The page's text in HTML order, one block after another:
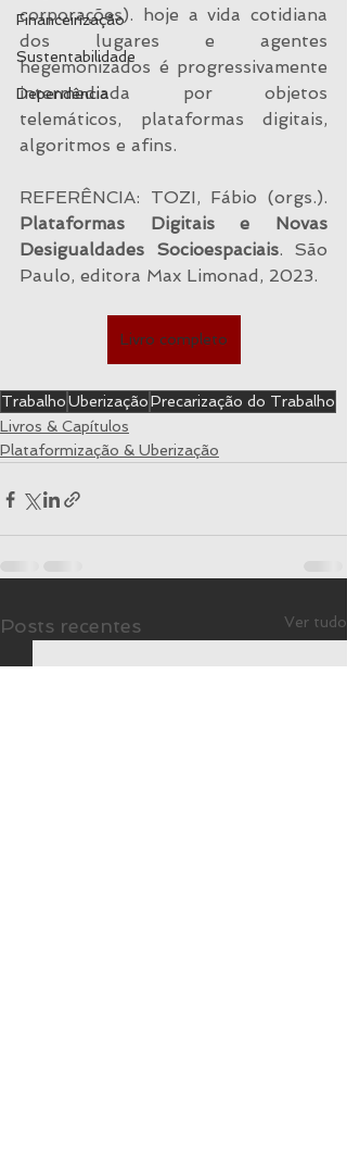
Financeirização
Sustentabilidade
Dependência
corporações). hoje a vida cotidiana
dos lugares e agentes
hegemonizados é progressivamente
intermediada por objetos
telemáticos, plataformas digitais,
algoritmos e afins.
Plataformas Digitais e Novas
Desigualdades Socioespaciais. São
Paulo, editora Max Limonad, 2023.
Livro completo
TrabalhoUberizaçãoPrecarização do Trabalho
Livros & Capítulos
Plataformização & Uberização
Posts recentes Ver tudo